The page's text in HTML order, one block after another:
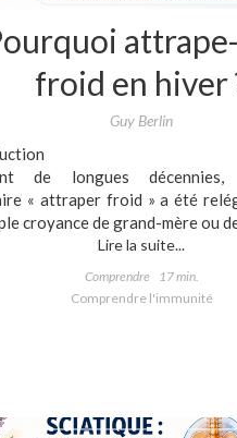
froid en hiver
Guy Berlin
de longues décennies,
« attraper froid » a été
croyance de grand-mère ou
Lire la suite...
Comprendre
17 min.
Comprendre l'immunité